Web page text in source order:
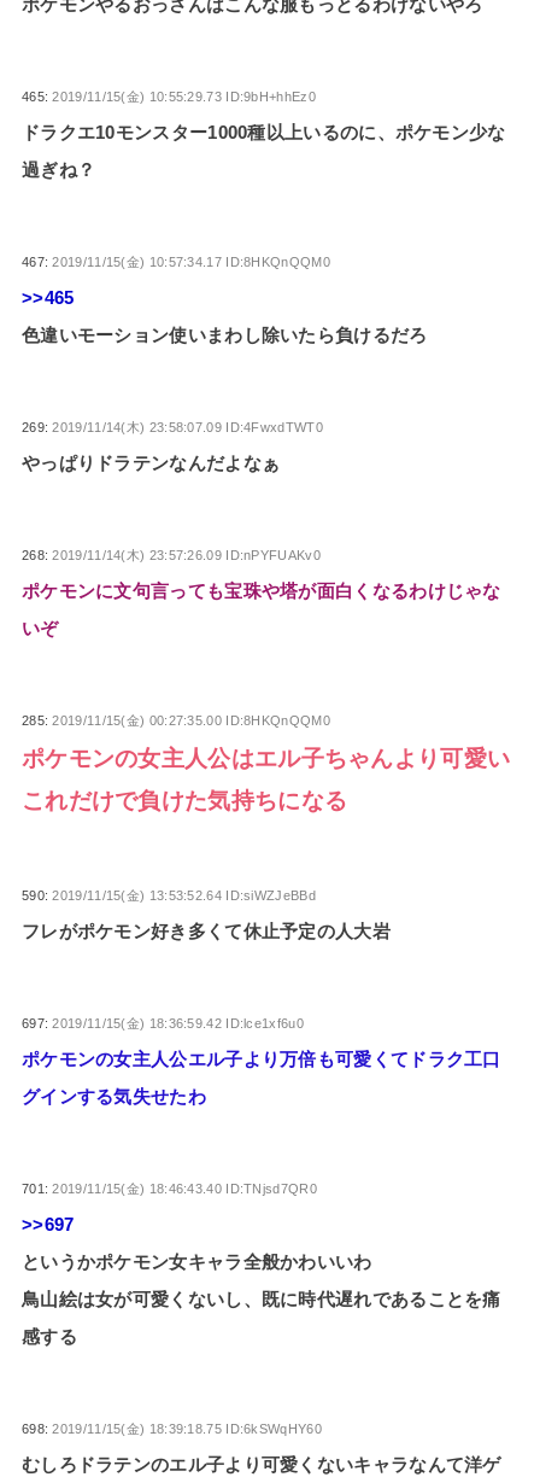
ポケモンやるおっさんはこんな服もっとるわけないやろ
465:2019/11/15(金) 10:55:29.73 ID:9bH+hhEz0
ドラクエ10モンスター1000種以上いるのに、ポケモン少な
過ぎね？
467:2019/11/15(金) 10:57:34.17 ID:8HKQnQQM0
>>465
色違いモーション使いまわし除いたら負けるだろ
269:2019/11/14(木) 23:58:07.09 ID:4FwxdTWT0
やっぱりドラテンなんだよなぁ
268:2019/11/14(木) 23:57:26.09 ID:nPYFUAKv0
ポケモンに文句言っても宝珠や塔が面白くなるわけじゃな
いぞ
285:2019/11/15(金) 00:27:35.00 ID:8HKQnQQM0
ポケモンの女主人公はエル子ちゃんより可愛い
これだけで負けた気持ちになる
590:2019/11/15(金) 13:53:52.64 ID:siWZJeBBd
フレがポケモン好き多くて休止予定の人大岩
697:2019/11/15(金) 18:36:59.42 ID:lce1xf6u0
ポケモンの女主人公エル子より万倍も可愛くてドラク工口
グインする気失せたわ
701:2019/11/15(金) 18:46:43.40 ID:TNjsd7QR0
>>697
というかポケモン女キャラ全般かわいいわ
鳥山絵は女が可愛くないし、既に時代遅れであることを痛
感する
698:2019/11/15(金) 18:39:18.75 ID:6kSWqHY60
むしろドラテンのエル子より可愛くないキャラなんて洋ゲ